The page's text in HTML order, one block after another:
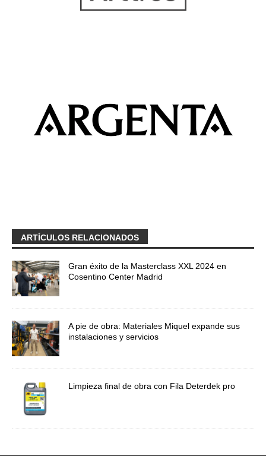
ARTÍCULOS RELACIONADOS
Gran éxito de la Masterclass XXL 2024 en
Cosentino Center Madrid
A pie de obra: Materiales Miquel expande sus
instalaciones y servicios
Limpieza final de obra con Fila Deterdek pro